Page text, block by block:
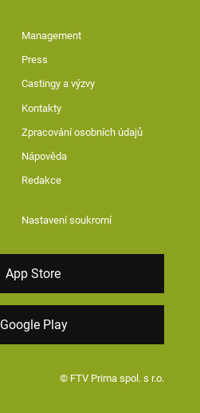
Management
Press
Castingy a výzvy
Kontakty
Zpracování osobních údajů
Nápověda
Redakce
Nastavení soukromí
App Store
Google Play
© FTV Prima spol. s r.o.